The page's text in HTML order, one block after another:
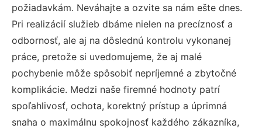
požiadavkám. Neváhajte a ozvite sa nám ešte dnes.
Pri realizácií služieb dbáme nielen na precíznosť a
odbornosť, ale aj na dôslednú kontrolu vykonanej
práce, pretože si uvedomujeme, že aj malé
pochybenie môže spôsobiť nepríjemné a zbytočné
komplikácie. Medzi naše firemné hodnoty patrí
spoľahlivosť, ochota, korektný prístup a úprimná
snaha o maximálnu spokojnosť každého zákazníka,